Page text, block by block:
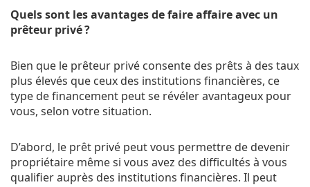
Quels sont les avantages de faire affaire avec un
prêteur privé ?
Bien que le prêteur privé consente des prêts à des taux
plus élevés que ceux des institutions financières, ce
type de financement peut se révéler avantageux pour
vous, selon votre situation.
D’abord, le prêt privé peut vous permettre de devenir
propriétaire même si vous avez des difficultés à vous
qualifier auprès des institutions financières. Il peut